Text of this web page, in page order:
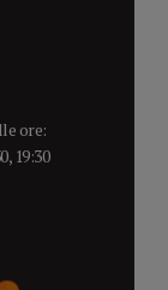
ore:
19:30